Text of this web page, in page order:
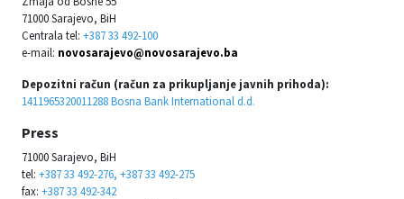
71000 Sarajevo, BiH
Centrala tel: +387 33 492-100
e-mail: novosarajevo@novosarajevo.ba
Depozitni račun (račun za prikupljanje javnih prihoda):
1411965320011288 Bosna Bank International d.d.
Press
71000 Sarajevo, BiH
tel: +387 33 492-276, +387 33 492-275
fax: +387 33 492-342